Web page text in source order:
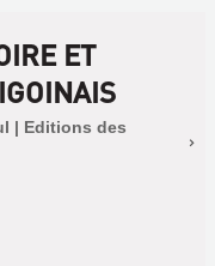
ET
| Editions des